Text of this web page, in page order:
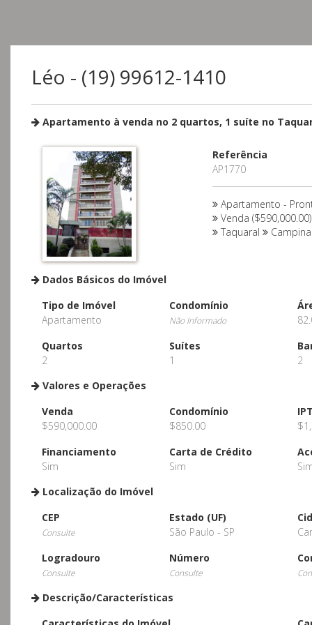
Léo - (19) 99612-1410
Apartamento à venda no 2 quartos, 1 suíte no
Referência
AP1770
Apartamento -
Venda ($590,000.00)
Taquaral
Dados Básicos do Imóvel
Tipo de Imóvel
Apartamento
Condomínio
Não Informado
Quartos
2
Suítes
1
2
Valores e Operações
Venda
$590,000.00
Condomínio
$850.00
Financiamento
Sim
Carta de Crédito
Sim
Localização do Imóvel
CEP
Consulte
Estado (UF)
São Paulo - SP
Logradouro
Consulte
Número
Consulte
Descrição/Características